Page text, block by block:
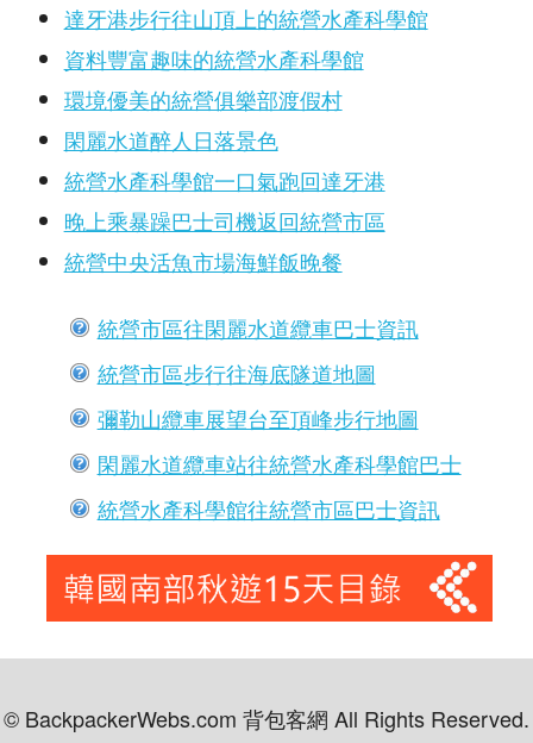
達牙港步行往山頂上的統營水產科學館
資料豐富趣味的統營水產科學館
環境優美的統營俱樂部渡假村
閑麗水道醉人日落景色
統營水產科學館一口氣跑回達牙港
晚上乘暴躁巴士司機返回統營市區
統營中央活魚市場海鮮飯晚餐
統營市區往閑麗水道纜車巴士資訊
統營市區步行往海底隧道地圖
彌勒山纜車展望台至頂峰步行地圖
閑麗水道纜車站往統營水產科學館巴士
統營水產科學館往統營市區巴士資訊
© BackpackerWebs.com 背包客網 All Rights Reserved.